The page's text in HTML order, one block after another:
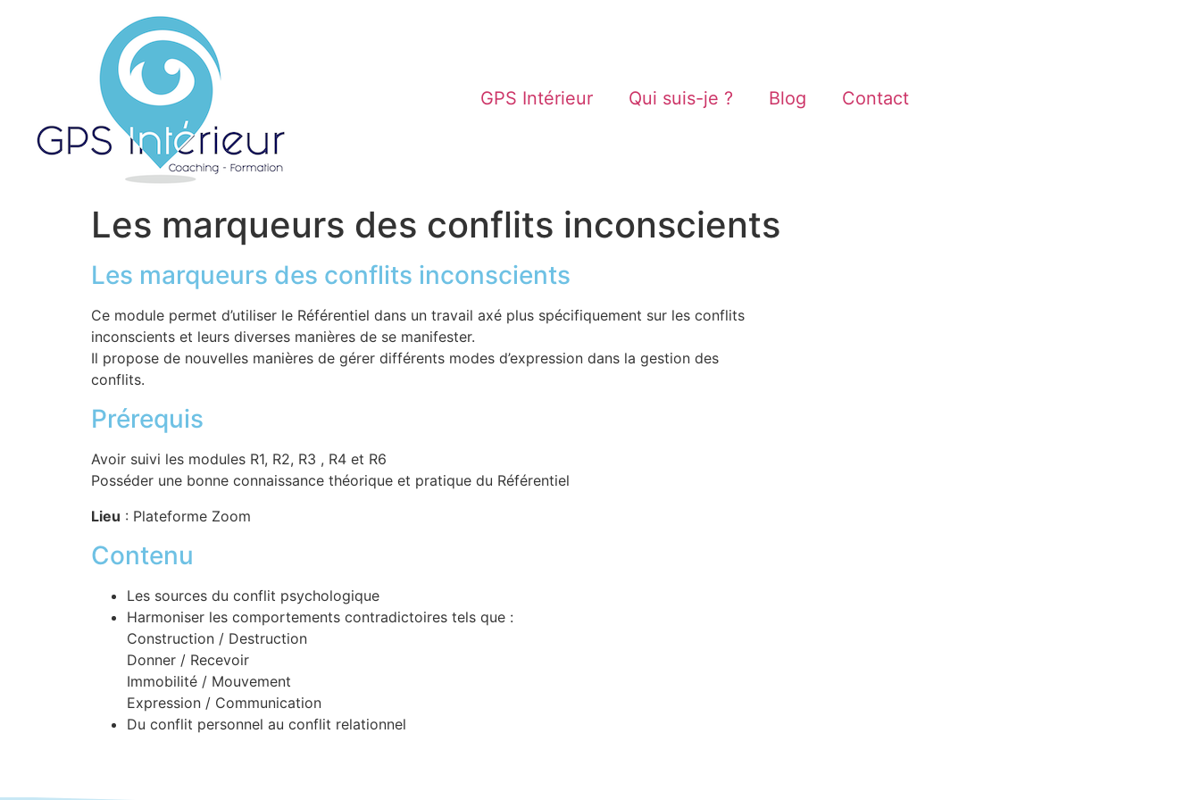
GPS Intérieur Qui suis-je ? Blog Contact
Les marqueurs des conflits inconscients
Les marqueurs des conflits inconscients
Ce module permet d’utiliser le Référentiel dans un travail axé plus spécifiquement sur les conflits
inconscients et leurs diverses manières de se manifester.
Il propose de nouvelles manières de gérer différents modes d’expression dans la gestion des
conflits.
Prérequis
Avoir suivi les modules R1, R2, R3 , R4 et R6
Posséder une bonne connaissance théorique et pratique du Référentiel
Lieu : Plateforme Zoom
Contenu
Les sources du conflit psychologique
Harmoniser les comportements contradictoires tels que :
Construction / Destruction
Donner / Recevoir
Immobilité / Mouvement
Expression / Communication
Du conflit personnel au conflit relationnel